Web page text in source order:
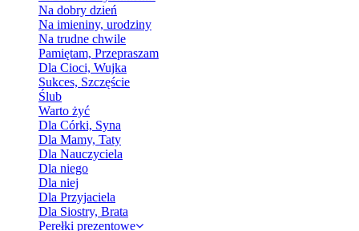
Na dobry dzień
Na imieniny, urodziny
Na trudne chwile
Pamiętam, Przepraszam
Dla Cioci, Wujka
Sukces, Szczęście
Ślub
Warto żyć
Dla Córki, Syna
Dla Mamy, Taty
Dla Nauczyciela
Dla niego
Dla niej
Dla Przyjaciela
Dla Siostry, Brata
Perełki prezentowe